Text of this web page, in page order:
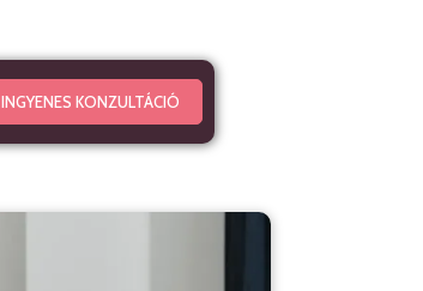
INGYENES KONZULTÁCIÓ